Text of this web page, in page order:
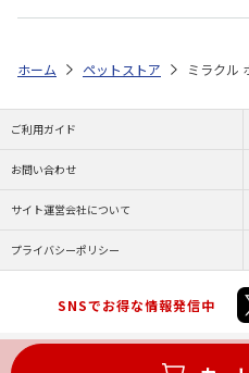
ホーム ペットストア ミラクル
ご利用ガイド
お問い合わせ
サイト運営会社について
プライバシーポリシー
SNSでお得な情報発信中